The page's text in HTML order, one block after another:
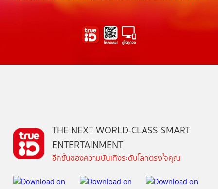
THE NEXT WORLD-CLASS SMART
ENTERTAINMENT
อีกขั้นของความบันเทิงระดับโลกตรงใจคุณ